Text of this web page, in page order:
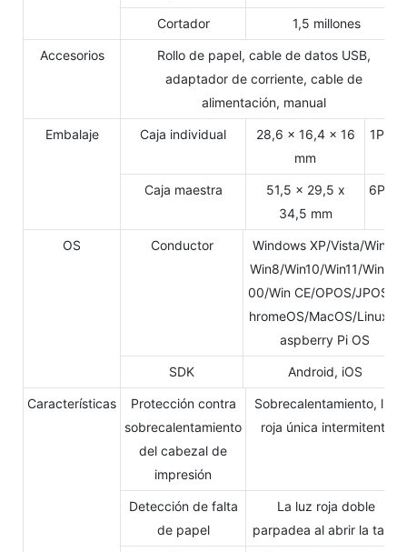
Cortador 1,5 millones
Accesorios
Rollo de papel, cable de datos USB,
adaptador de corriente, cable de
alimentación, manual
Embalaje Caja individual
28,6 x 16,4 x 16
mm
1PCS
Caja maestra
51,5 x 29,5 x
34,5 mm
6PCS
OS Conductor
Windows XP/Vista/Win7/
Win8/Win10/Win11/Win20
00/Win CE/OPOS/JPOS/C
hromeOS/MacOS/Linux/R
aspberry Pi OS
SDK Android, iOS
Características
Protección contra
sobrecalentamiento
del cabezal de
impresión
Sobrecalentamiento, luz
roja única intermitente
Detección de falta
de papel
La luz roja doble
parpadea al abrir la tapa